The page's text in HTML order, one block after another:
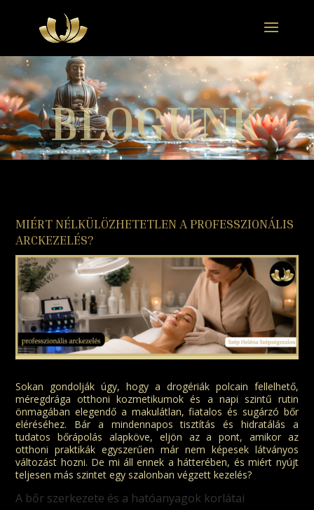
BLOGUNK
MIÉRT NÉLKÜLÖZHETETLEN A PROFESSZIONÁLIS
ARCKEZELÉS?
Sokan gondolják úgy, hogy a drogériák polcain fellelhető,
méregdrága otthoni kozmetikumok és a napi szintű rutin
önmagában elegendő a makulátlan, fiatalos és sugárzó bőr
eléréséhez. Bár a mindennapos tisztítás és hidratálás a
tudatos bőrápolás alapköve, eljön az a pont, amikor az
otthoni praktikák egyszerűen már nem képesek látványos
változást hozni. De mi áll ennek a hátterében, és miért nyújt
teljesen más szintet egy szalonban végzett kezelés?
A bőr szerkezete és a hatóanyagok korlátai